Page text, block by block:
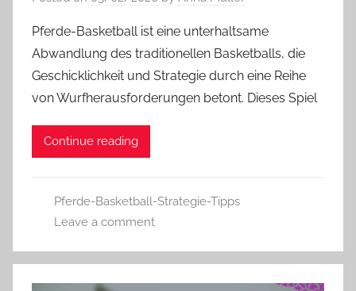
Pferde-Basketball ist eine unterhaltsame
Abwandlung des traditionellen Basketballs, die
Geschicklichkeit und Strategie durch eine Reihe
von Wurfherausforderungen betont. Dieses Spiel
Continue reading
Pferde-Basketball-Strategie-Tipps
Leave a comment